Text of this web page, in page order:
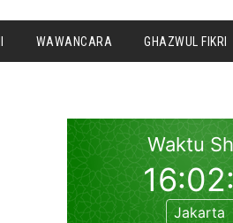
WAWANCARA GHAZWUL FIKRI